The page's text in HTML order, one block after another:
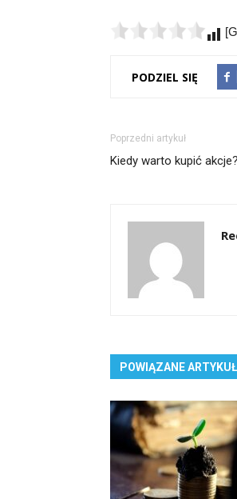
PODZIEL SIĘ
Poprzedni artykuł
Kiedy warto kupić akcje?
POWIĄZANE